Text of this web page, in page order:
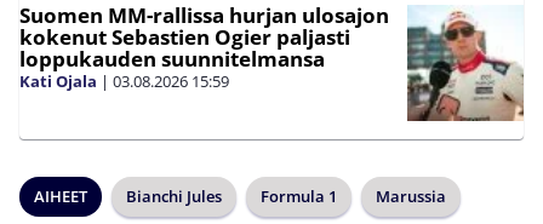
Suomen MM-rallissa hurjan ulosajon
kokenut Sebastien Ogier paljasti
loppukauden suunnitelmansa
Kati Ojala | 03.08.2026 15:59
AIHEET Bianchi Jules Formula 1 Marussia